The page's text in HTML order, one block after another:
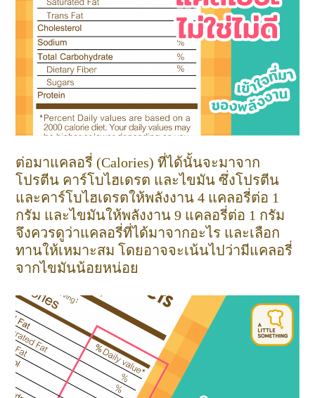
ต่อมาแคลอรี่ (Calories) ที่ได้นั้นจะมาจาก
โปรตีน คาร์โบไฮเดรต และไขมัน ซึ่งโปรตีน
และคาร์โบไฮเดรตให้พลังงาน 4 แคลอรี่ต่อ 1
กรัม และไขมันให้พลังงาน 9 แคลอรี่ต่อ 1 กรัม
จึงควรดูว่าแคลอรี่ที่ได้มาจากอะไร และเลือก
ทานให้เหมาะสม โดยอาจจะเน้นไปว่ามีแคลอรี่
จากไขมันน้อยหน่อย